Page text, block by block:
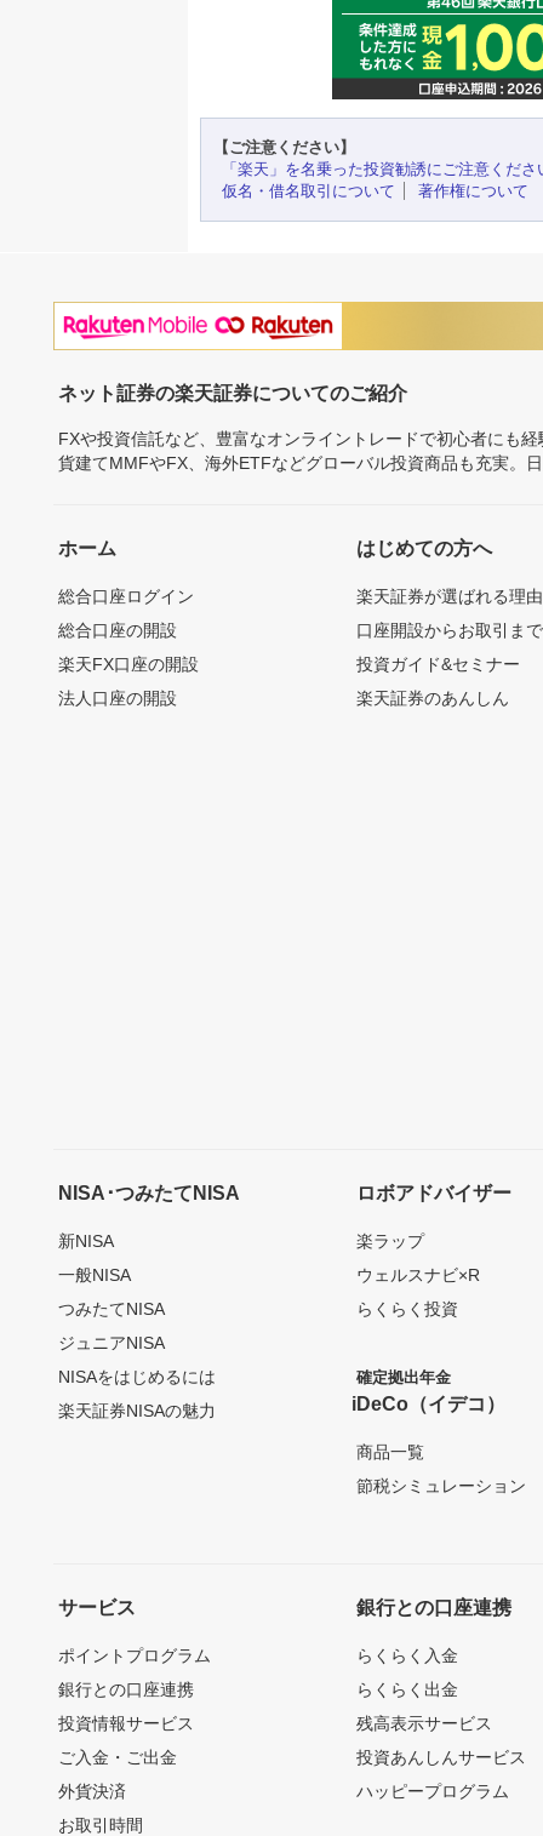
【ご注意ください】
「楽天」を名乗った投資勧誘にご注意くださ
仮名・借名取引について
著作権について
ネット証券の楽天証券についてのご紹介
FXや投資信託など、豊富なオンライントレードで初心者にも
貨建てMMFやFX、海外ETFなどグローバル投資商品も充実。
ホーム
総合口座ログイン
総合口座の開設
楽天FX口座の開設
法人口座の開設
はじめての方へ
楽天証券が選ばれる理由
口座開設からお取引ま
投資ガイド&セミナー
楽天証券のあんしん
NISA･つみたてNISA
新NISA
一般NISA
つみたてNISA
ジュニアNISA
NISAをはじめるには
楽天証券NISAの魅力
ロボアドバイザー
楽ラップ
ウェルスナビ×R
らくらく投資
確定拠出年金
iDeCo（イデコ）
商品一覧
節税シミュレーション
サービス
ポイントプログラム
銀行との口座連携
投資情報サービス
ご入金・ご出金
外貨決済
お取引時間
銀行との口座連携
らくらく入金
らくらく出金
残高表示サービス
投資あんしんサービス
ハッピープログラム